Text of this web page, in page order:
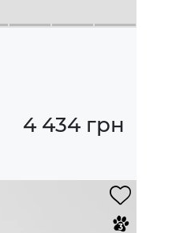
4 434 грн